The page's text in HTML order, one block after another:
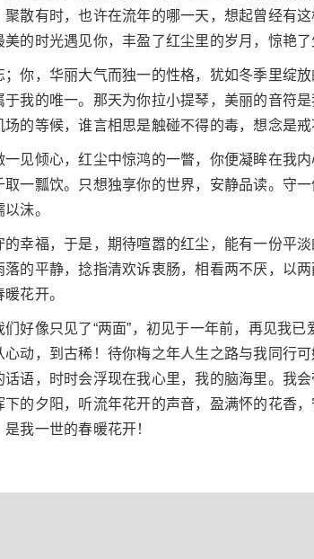
散有时，也许在流年的哪一天，想起曾经有
的时光遇见你，丰盈了红尘里的岁月，惊艳了
你，华丽大气而独一的性格，犹如冬季里绽
我的唯一。那天为你拉小提琴，美丽的音符
的等候，谁言相思是触碰不得的毒，想念是
见倾心，红尘中惊鸿的一瞥，你便凝眸在我
一瓢饮。只想独享你的世界，安静品读。守
沫。
幸福，于是，期待喧嚣的红尘，能有一份平
的平静，捻指清欢诉衷肠，相看两不厌，以
花开。
好像只见了“两面”，初见于一年前，再见我
动，到古稀！待你梅之年人生之路与我同行
语，时时会浮现在我心里，我的脑海里。我
的夕阳，听流年花开的声音，盈满怀的花香
我一世的春暖花开！